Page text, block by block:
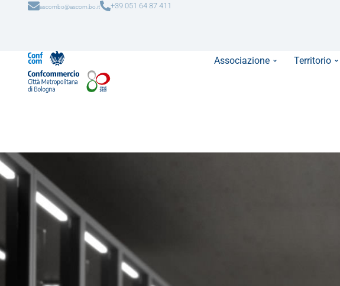
ascombo@ascom.bo.it +39 051 64 87 411
Associazione Territorio